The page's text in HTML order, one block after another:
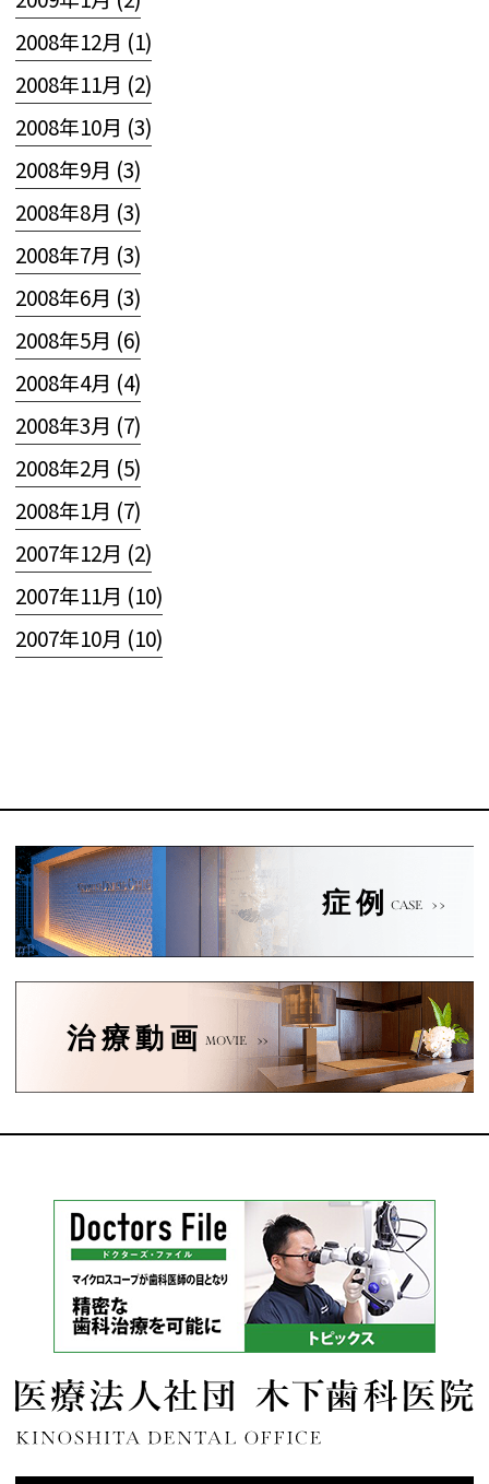
2008年12月 (1)
2008年11月 (2)
2008年10月 (3)
2008年9月 (3)
2008年8月 (3)
2008年7月 (3)
2008年6月 (3)
2008年5月 (6)
2008年4月 (4)
2008年3月 (7)
2008年2月 (5)
2008年1月 (7)
2007年12月 (2)
2007年11月 (10)
2007年10月 (10)
症例 CASE
治療動画 MOVIE